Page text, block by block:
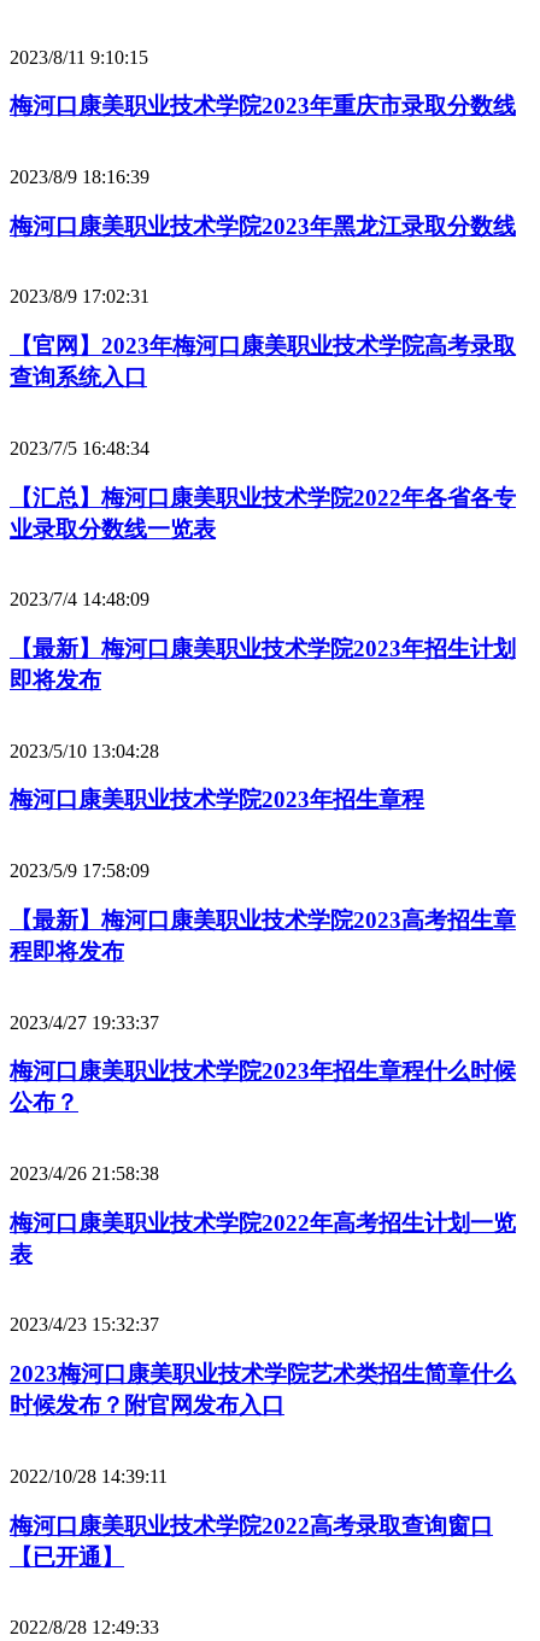
2023/8/11 9:10:15
梅河口康美职业技术学院2023年重庆市录取分数线
2023/8/9 18:16:39
梅河口康美职业技术学院2023年黑龙江录取分数线
2023/8/9 17:02:31
【官网】2023年梅河口康美职业技术学院高考录取
查询系统入口
2023/7/5 16:48:34
【汇总】梅河口康美职业技术学院2022年各省各专
业录取分数线一览表
2023/7/4 14:48:09
【最新】梅河口康美职业技术学院2023年招生计划
即将发布
2023/5/10 13:04:28
梅河口康美职业技术学院2023年招生章程
2023/5/9 17:58:09
【最新】梅河口康美职业技术学院2023高考招生章
程即将发布
2023/4/27 19:33:37
梅河口康美职业技术学院2023年招生章程什么时候
公布？
2023/4/26 21:58:38
梅河口康美职业技术学院2022年高考招生计划一览
表
2023/4/23 15:32:37
2023梅河口康美职业技术学院艺术类招生简章什么
时候发布？附官网发布入口
2022/10/28 14:39:11
梅河口康美职业技术学院2022高考录取查询窗口
【已开通】
2022/8/28 12:49:33